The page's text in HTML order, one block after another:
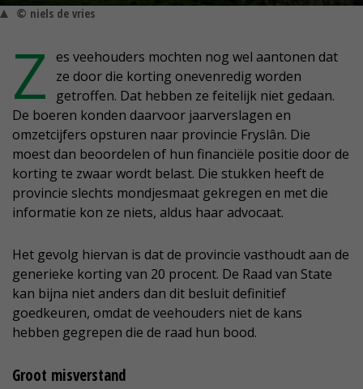
© niels de vries
Z es veehouders mochten nog wel aantonen dat
ze door die korting onevenredig worden
getroffen. Dat hebben ze feitelijk niet gedaan.
De boeren konden daarvoor jaarverslagen en
omzetcijfers opsturen naar provincie Fryslân. Die
moest dan beoordelen of hun financiële positie door de
korting te zwaar wordt belast. Die stukken heeft de
provincie slechts mondjesmaat gekregen en met die
informatie kon ze niets, aldus haar advocaat.
Het gevolg hiervan is dat de provincie vasthoudt aan de
generieke korting van 20 procent. De Raad van State
kan bijna niet anders dan dit besluit definitief
goedkeuren, omdat de veehouders niet de kans
hebben gegrepen die de raad hun bood.
Groot misverstand